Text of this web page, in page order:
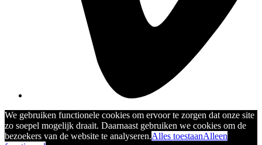
We gebruiken functionele cookies om ervoor te zorgen dat onze site
zo soepel mogelijk draait. Daarnaast gebruiken we cookies om de
bezoekers van de website te analyseren.Alles toestaanAlleen